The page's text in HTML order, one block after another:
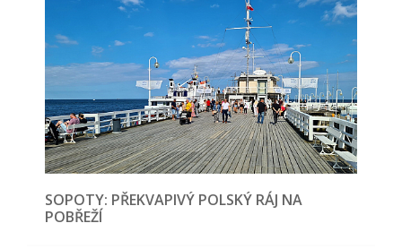
SOPOTY: PŘEKVAPIVÝ POLSKÝ RÁJ NA
POBŘEŽÍ